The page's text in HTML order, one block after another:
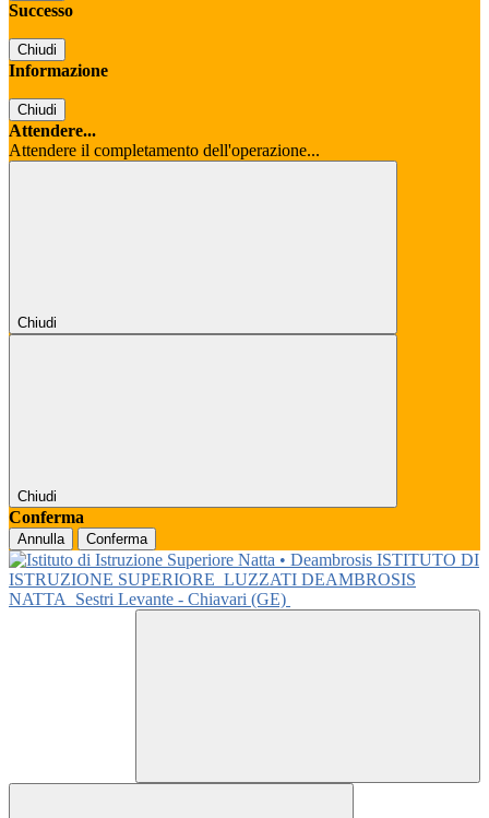
Successo
Chiudi
Informazione
Chiudi
Attendere...
Attendere il completamento dell'operazione...
Chiudi
Chiudi
Conferma
Annulla Conferma
ISTITUTO DI
ISTRUZIONE SUPERIORE LUZZATI DEAMBROSIS
NATTA
Sestri Levante - Chiavari (GE)